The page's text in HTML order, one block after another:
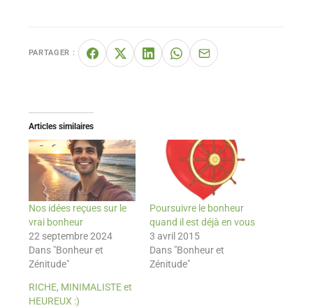
PARTAGER :
Articles similaires
Nos idées reçues sur le
vrai bonheur
22 septembre 2024
Dans "Bonheur et
Zénitude"
Poursuivre le bonheur
quand il est déjà en vous
3 avril 2015
Dans "Bonheur et
Zénitude"
RICHE, MINIMALISTE et
HEUREUX :)